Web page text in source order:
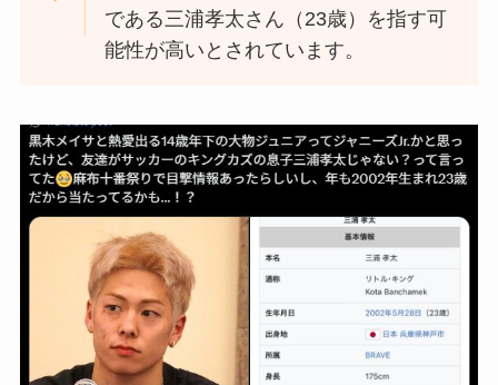
である三浦孝太さん（23歳）を指す可
能性が高いとされています。